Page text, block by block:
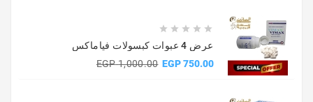





عرض 4 عبوات كبسولات فياماكس
750.00 EGP
1,000.00 EGP